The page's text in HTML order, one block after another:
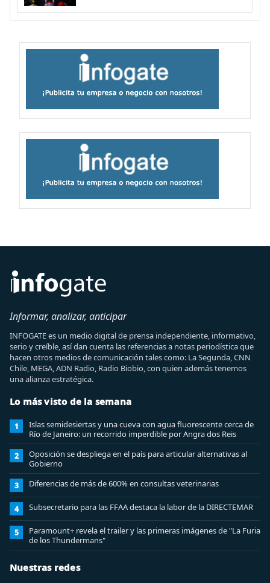
Informar, analizar, anticipar
INFOGATE es un medio digital de prensa independiente, informativo,
serio y creíble, así dan cuenta las referencias a notas periodística que
hacen otros medios de comunicación tales como: La Segunda, CNN
Chile, MEGA, ADN Radio, Radio Biobio, con quien además tenemos
una alianza estratégica.
Lo más visto de la semana
1
Islas semidesiertas y una cueva con agua fluorescente cerca de
Río de Janeiro: un recorrido imperdible por Angra dos Reis
2
Oposición se despliega en el país para articular alternativas al
Gobierno
3 Diferencias de más de 600% en consultas veterinarias
4 Subsecretario para las FFAA destaca la labor de la DIRECTEMAR
5
Paramount+ revela el trailer y las primeras imágenes de "La Furia
de los Thundermans"
Nuestras redes